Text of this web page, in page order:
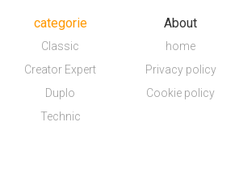
categorie
Classic
Creator Expert
Duplo
Technic
About
home
Privacy policy
Cookie policy